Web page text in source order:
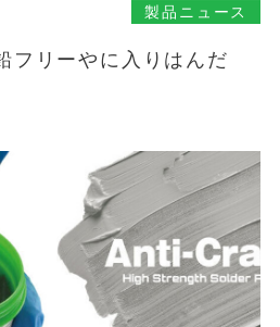
製品ニュース
フリーやに入りはんだ